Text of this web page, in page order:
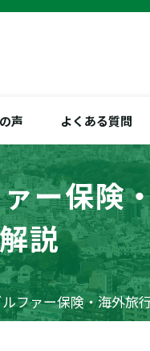
声 よくある質問
ー保険
説
ファー保険・海外旅